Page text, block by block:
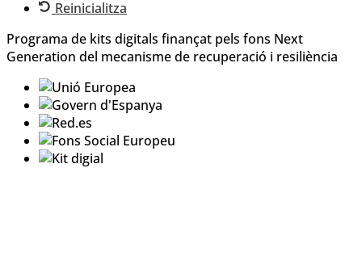
Reinicialitza
Programa de kits digitals finançat pels fons Next
Generation del mecanisme de recuperació i resiliència